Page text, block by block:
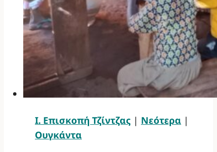
Ι. Επισκοπή Τζίντζας | Νεότερα |
Ουγκάντα